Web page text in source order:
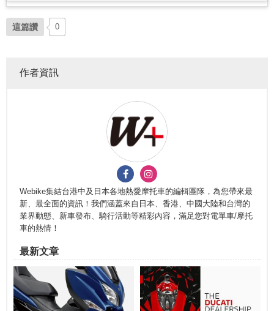
這篇讚 0
作者資訊
Webike集結台港中及日本各地熱愛摩托車的編輯團隊，為您帶來最
新、最全面的資訊！我們涵蓋來自日本、香港、中國大陸和台灣的
業界動態、新車發布、騎行活動等精彩內容，滿足您對電單車/摩托
車的熱情！
最新文章